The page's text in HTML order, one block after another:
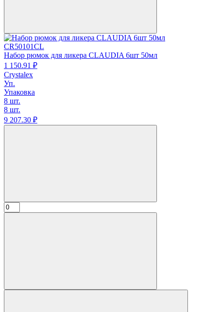
CR50101CL
Набор рюмок для ликера CLAUDIA 6шт 50мл
1 150.91 ₽
Crystalex
Уп.
Упаковка
8 шт.
8 шт.
9 207.30 ₽